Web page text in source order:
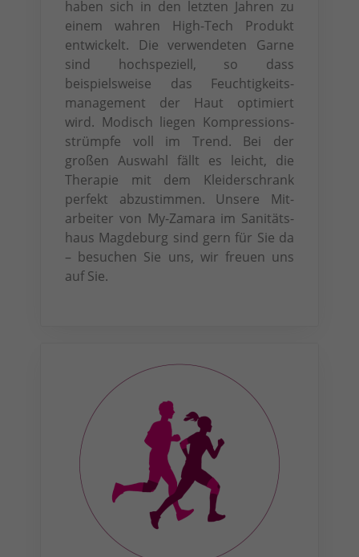
haben sich in den letzten Jahren zu
einem wahren High-Tech Produkt
entwickelt. Die ver­wendeten Garne
sind hoch­speziell, so dass
beispielsweise das Feuchtig­keits­
manage­ment der Haut optimiert
wird. Modisch liegen Kompressions­
strümpfe voll im Trend. Bei der
großen Aus­wahl fällt es leicht, die
Therapie mit dem Kleider­schrank
perfekt abzustimmen. Unsere Mit­
arbeiter von My-Zamara im Sanitäts­
haus Magdeburg sind gern für Sie da
– besuchen Sie uns, wir freuen uns
auf Sie.